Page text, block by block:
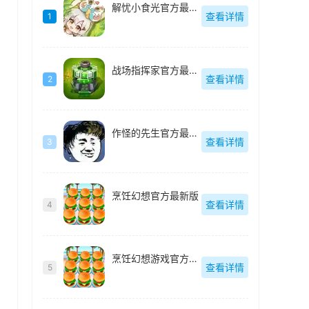
1
解忧小食光官方最新版
查看详情
2
战场指挥家官方最新版
查看详情
3
作怪的先生官方最新版
查看详情
4
烹饪幻想官方最新版
查看详情
5
烹饪幻想游戏官方最新版
查看详情